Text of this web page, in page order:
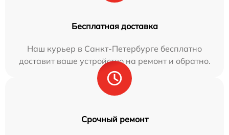
Бесплатная доставка
Наш курьер в Санкт-Петербурге бесплатно
доставит ваше устройство на ремонт и обратно.
Срочный ремонт